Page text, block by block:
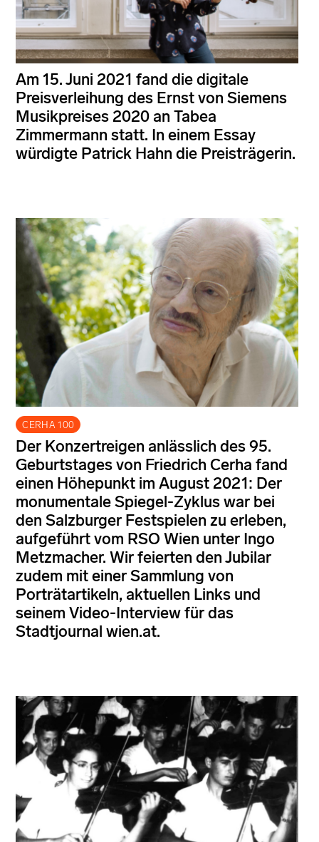
Am 15. Juni 2021 fand die digitale
Preisverleihung des Ernst von Siemens
Musikpreises 2020 an Tabea
Zimmermann statt. In einem Essay
würdigte Patrick Hahn die Preisträgerin.
CERHA 100
Der Konzertreigen anlässlich des 95.
Geburtstages von Friedrich Cerha fand
einen Höhepunkt im August 2021: Der
monumentale Spiegel-Zyklus war bei
den Salzburger Festspielen zu erleben,
aufgeführt vom RSO Wien unter Ingo
Metzmacher. Wir feierten den Jubilar
zudem mit einer Sammlung von
Porträtartikeln, aktuellen Links und
seinem Video-Interview für das
Stadtjournal wien.at.